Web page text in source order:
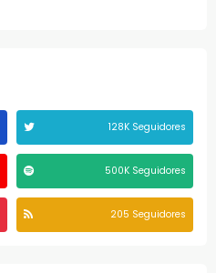
128K Seguidores
500K Seguidores
205 Seguidores